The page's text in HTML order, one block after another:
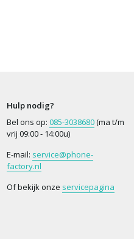
Hulp nodig?
Bel ons op: 085-3038680(ma t/m
vrij 09:00 - 14:00u)
E-mail: service@phone-
factory.nl
Of bekijk onze servicepagina